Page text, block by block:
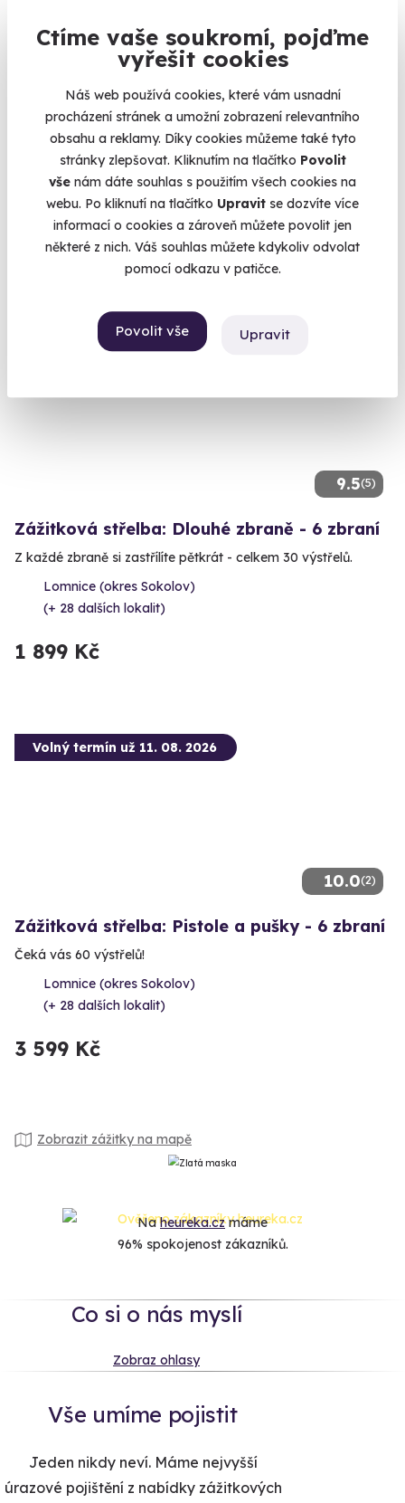
Ctíme vaše soukromí, pojďme
vyřešit cookies
Náš web používá cookies, které vám usnadní
procházení stránek a umožní zobrazení relevantního
obsahu a reklamy. Díky cookies můžeme také tyto
stránky zlepšovat. Kliknutím na tlačítko Povolit
vše nám dáte souhlas s použitím všech cookies na
webu. Po kliknutí na tlačítko Upravit se dozvíte více
informací o cookies a zároveň můžete povolit jen
některé z nich. Váš souhlas můžete kdykoliv odvolat
pomocí odkazu v patičce.
Povolit vše Upravit
Zážitková střelba pro děti - 10 zbraní
Připravte se na nálož 80 nábojů.
Lomnice (okres Sokolov)
(+ 28 dalších lokalit)
1 999 Kč
9.5(5)
Volný termín už 11. 08. 2026
Zážitková střelba: Dlouhé zbraně - 6 zbraní
Z každé zbraně si zastřílíte pětkrát - celkem 30 výstřelů.
Lomnice (okres Sokolov)
(+ 28 dalších lokalit)
1 899 Kč
10.0(2)
Volný termín už 11. 08. 2026
Zážitková střelba: Pistole a pušky - 6 zbraní
Čeká vás 60 výstřelů!
Lomnice (okres Sokolov)
(+ 28 dalších lokalit)
3 599 Kč
Zobrazit zážitky na mapě
Naheureka.czmáme
96% spokojenost zákazníků.
Co si o nás myslí
Zobraz ohlasy
Vše umíme pojistit
Jeden nikdy neví. Máme nejvyšší
úrazové pojištění z nabídky zážitkových